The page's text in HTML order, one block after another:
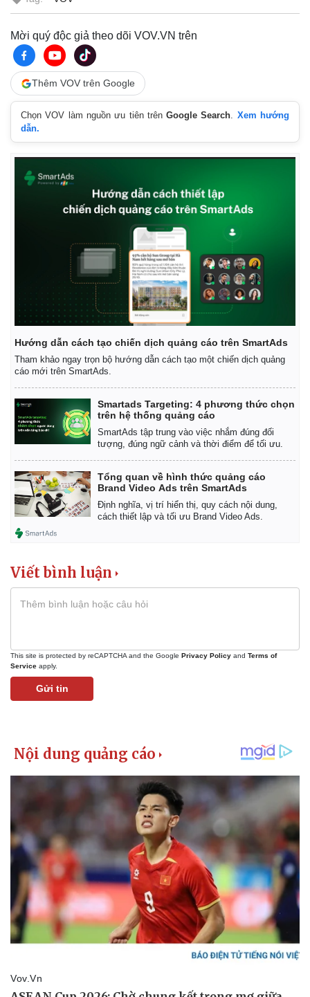
Pháp luật
Tư vấn luật
Phân tích
Mời quý độc giả theo dõi VOV.VN trên
Thêm VOV trên Google
Chọn VOV làm nguồn ưu tiên trênGoogle Search. Xem hướng
dẫn.
Hướng dẫn cách tạo chiến dịch quảng cáo trên SmartAds
Tham khảo ngay trọn bộ hướng dẫn cách tạo một chiến dịch quảng
cáo mới trên SmartAds.
Smartads Targeting: 4 phương thức chọn
trên hệ thống quảng cáo
SmartAds tập trung vào việc nhắm đúng đối
tượng, đúng ngữ cảnh và thời điểm để tối ưu.
Tổng quan về hình thức quảng cáo
Brand Video Ads trên SmartAds
Định nghĩa, vị trí hiển thị, quy cách nội dung,
cách thiết lập và tối ưu Brand Video Ads.
Viết bình luận
This site is protected by reCAPTCHA and the Google Privacy Policy and Terms of
Service apply.
Gửi tin